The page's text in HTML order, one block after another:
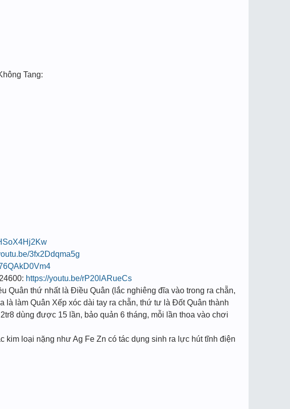
Tang:
3fx2Ddqma5g
https://youtu.be/rP20lARueCs
thứ nhất là Điều Quân (lắc nghiêng đĩa vào trong ra chẵn,
là làm Quân Xếp xóc dài tay ra chẵn, thứ tư là Đốt Quân thành
dùng được 15 lần, bảo quản 6 tháng, mỗi lần thoa vào chơi
loại nặng như Ag Fe Zn có tác dụng sinh ra lực hút tĩnh điện